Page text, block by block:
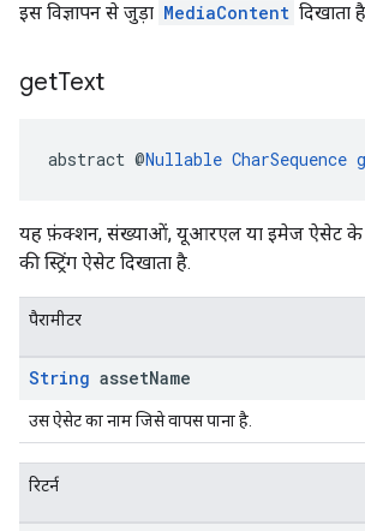
इस विज्ञापन से जुड़ा MediaContent दिखाता
getText
abstract @Nullable CharSequence
यह फ़ंक्शन, संख्याओं, यूआरएल या इमेज ऐसेट के
की स्ट्रिंग ऐसेट दिखाता है.
पैरामीटर
String assetName
उस ऐसेट का नाम जिसे वापस पाना है.
रिटर्न